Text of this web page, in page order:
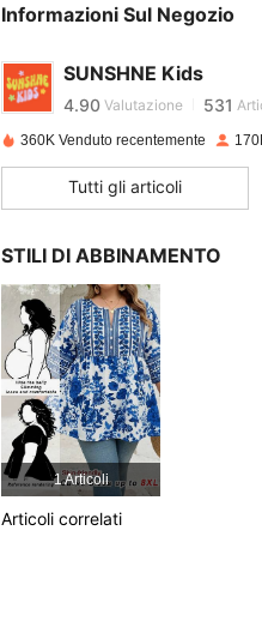
Informazioni Sul Negozio
SUNSHNE Kids
4.90 Valutazione 531
4.90
4.90 531
4.90
4.90
4.90
360K Venduto recentemente
Tutti gli articoli
STILI DI ABBINAMENTO
1 Articoli
Articoli correlati